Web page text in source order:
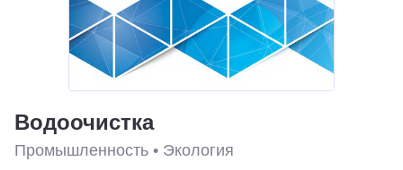
Водоочистка
Промышленность • Экология